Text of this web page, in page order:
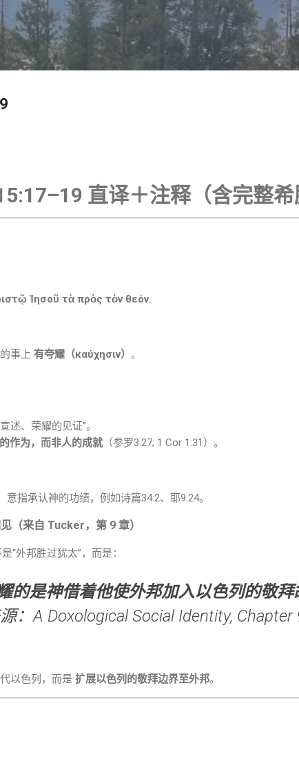
跳至主要内容
直译＋注释（含完整
Ἰησοῦ τὰ πρὸς τὸν θεόν.
事上 有夸耀（καύχησιν） 。
述、荣耀的见证”。
作为，而非人的成就 （参罗3:27; 1 Cor 1:31）。
意指承认神的功绩，例如诗篇34:2、耶9:24。
来自 Tucker，第 9 章）
“外邦胜过犹太”，而是：
的是神借着他使外邦加入以色列的敬拜
源：A Doxological Social Identity, Chapter
以色列，而是 扩展以色列的敬拜边界至外邦。